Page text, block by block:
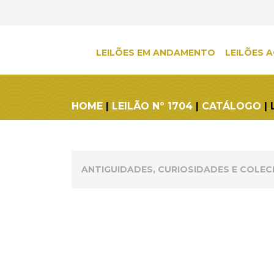
LEILÕES EM ANDAMENTO LEILÕES
HOME | LEILÃO Nº 1704 | CATÁLOGO |
ANTIGUIDADES, CURIOSIDADES E